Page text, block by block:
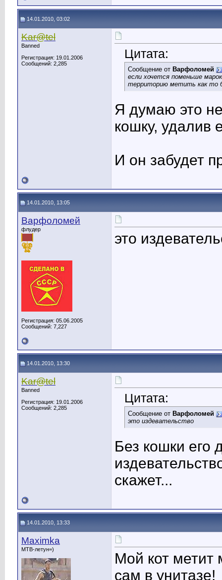
14.01.2010, 03:02
Kar@tel
Banned
Регистрация: 19.01.2006
Сообщений: 2,285
Цитата:
Сообщение от Варфоломей
если хочется поменьше
территорию метить как то
Я думаю это
кошку, удалив
И он забудет
14.01.2010, 13:05
Варфоломей
флудер
Регистрация: 05.06.2005
Сообщений: 7,227
это
14.01.2010, 13:30
Kar@tel
Banned
Регистрация: 19.01.2006
Сообщений: 2,285
Цитата:
Сообщение от Варфоломей
это издевательство
Без кошки его
скажет...
14.01.2010, 13:33
Maximka
MTB-летун=)
Мой кот метит
сам в унитазе!